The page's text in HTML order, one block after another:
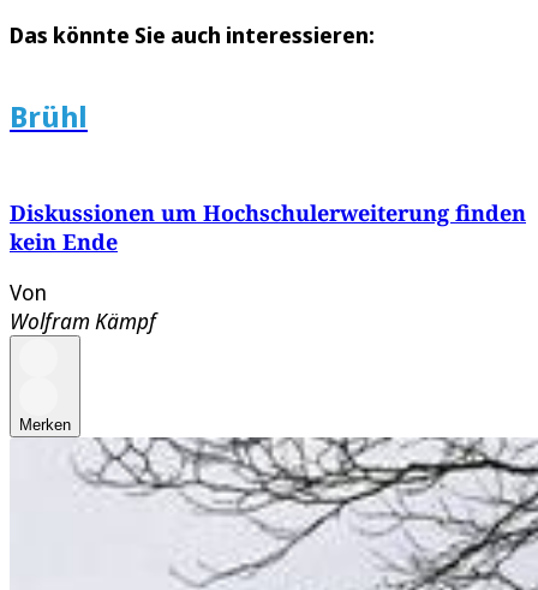
Das könnte Sie auch interessieren:
Brühl
Diskussionen um Hochschulerweiterung finden
kein Ende
Von
Wolfram Kämpf
Merken